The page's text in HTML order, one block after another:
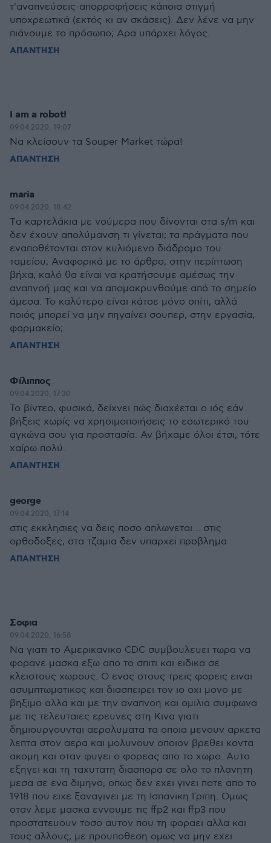
τ'αναπνεύσεις-απορροφήσεις κάποια στιγμή
υποχρεωτικά (εκτός κι αν σκάσεις). Δεν λένε να μην
πιάνουμε το πρόσωπο; Αρα υπάρχει λόγος.
ΑΠΑΝΤΗΣΗ
I am a robot!
09.04.2020, 19:07
Να κλείσουν τα Souper Market τώρα!
ΑΠΑΝΤΗΣΗ
maria
09.04.2020, 18:42
Tα καρτελάκια με νούμερα που δίνονται στα s/m και
δεν έχουν απολύμανση τι γίνεται; τα πράγματα που
εναποθέτονται στον κυλιόμενο διάδρομο του
ταμείου; Αναφορικά με το άρθρο, στην περίπτωση
βήχα, καλό θα είναι να κρατήσουμε αμέσως την
αναπνοή μας και να απομακρυνθούμε από το σημείο
άμεσα. Το καλύτερο είναι κάτσε μόνο σπίτι, αλλά
ποιός μπορεί να μην πηγαίνει σουπερ, στην εργασία,
φαρμακείο;
ΑΠΑΝΤΗΣΗ
Φίλιππος
09.04.2020, 17:30
Το βίντεο, φυσικά, δείχνει πώς διαχέεται ο ιός εάν
βήξεις χωρίς να χρησιμοποιήσεις το εσωτερικό του
αγκώνα σου για προστασία. Αν βήχαμε όλοι έτσι, τότε
χαίρω πολύ.
ΑΠΑΝΤΗΣΗ
george
09.04.2020, 17:14
στις εκκλησιες να δεις ποσο απλωνεται… στις
ορθοδοξες, στα τζαμια δεν υπαρχει προβλημα
ΑΠΑΝΤΗΣΗ
Σοφια
09.04.2020, 16:58
Nα γιατι το Αμερικανικο CDC συμβουλευει τωρα να
φορανε μασκα εξω απο το σπιτι και ειδικα σε
κλειστους χωρους. Ο ενας στους τρεις φορεις ειναι
ασυμπτωματικος και διασπειρει τον ιο οχι μονο με
βηξιμο αλλα και με την αναπνοη και ομιλια συμφωνα
με τις τελευταιες ερευνες στη Κινα γιατι
δημιουργουνται αερολυματα τα οποια μενουν αρκετα
λεπτα στον αερα και μολυνουν οποιον βρεθει κοντα
ακομη και οταν φυγει ο φορεας απο το χωρο. Αυτο
εξηγει και τη ταχυτατη διασπορα σε ολο το πλανητη
μεσα σε ενα διμηνο, οπως δεν εχει γινει ποτε απο το
1918 που ειχε ξαναγινει με τη Ισπανικη Γριπη. Ομως
οταν λεμε μασκα εννουμε τις ffp2 και ffp3 που
προστατευουν τοσο αυτον που τη φοραει αλλα και
τους αλλους, με προυποθεση ομως να μην εχει